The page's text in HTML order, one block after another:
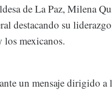
de La Paz, Milena
destacando su
los mexicanos.
un mensaje dirigido